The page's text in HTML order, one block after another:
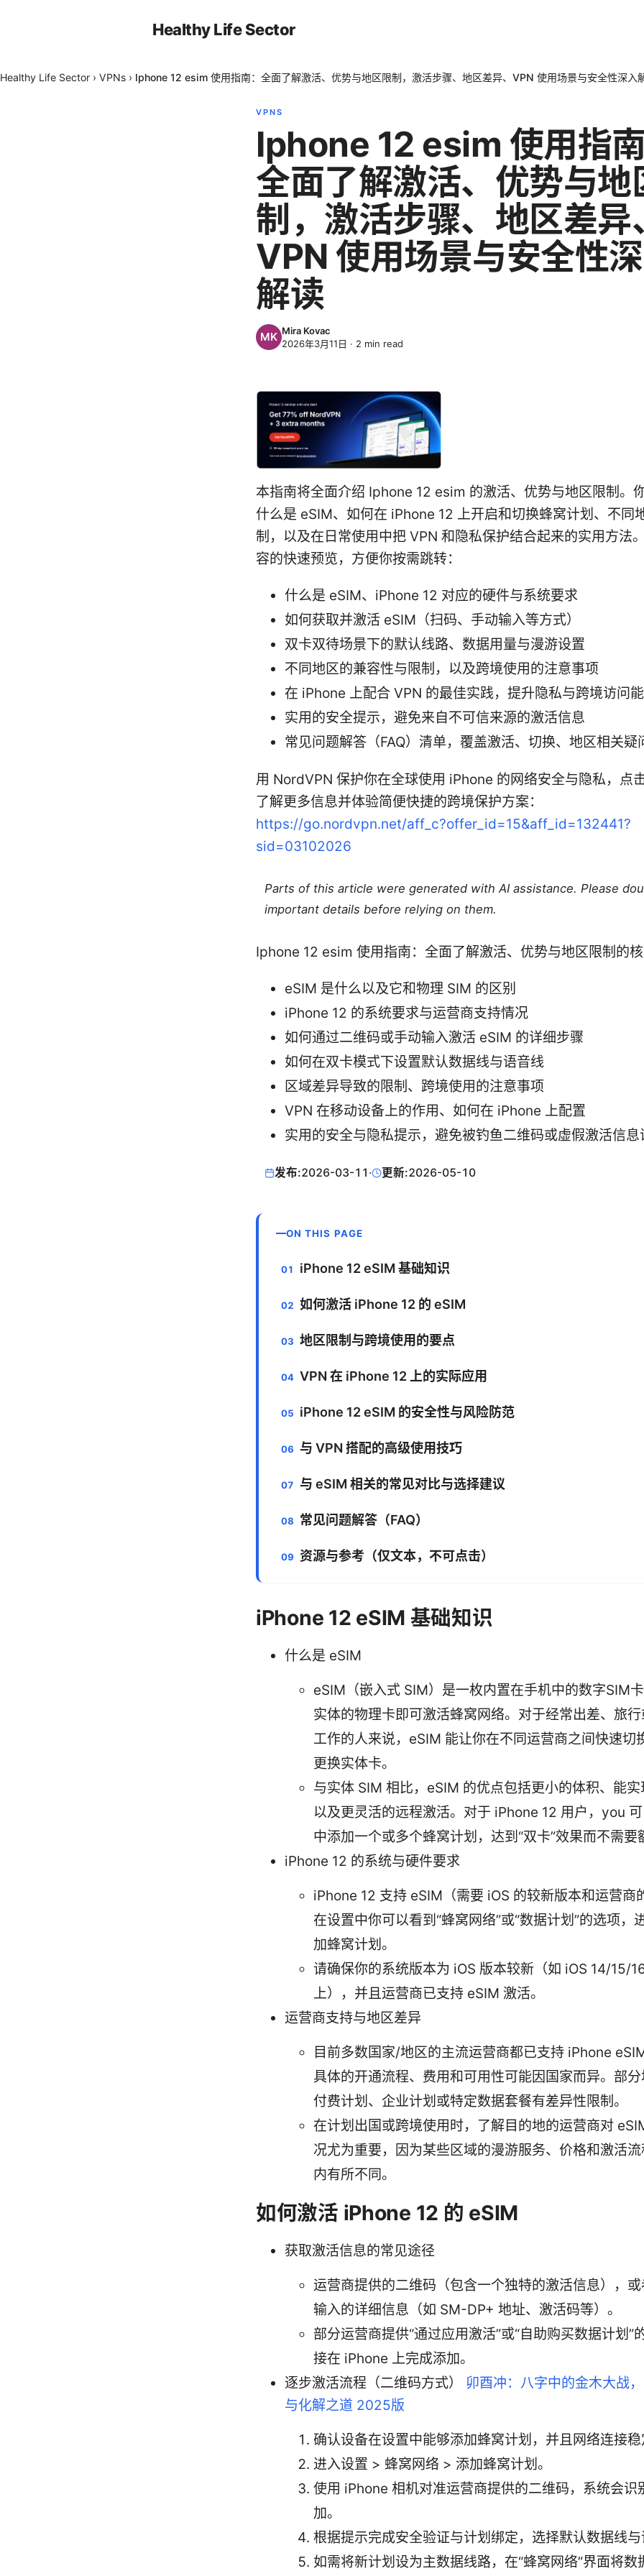
Healthy Life Sector
Healthy Life Sector › VPNs › Iphone 12 esim 使用指南：全面了解激活、优势与地区限制，激活步骤、地区差异、VPN 使用场景与安全性深入
VPNS
Iphone 12 esim 使用指
全面了解激活、优势与地
制，激活步骤、地区差异
VPN 使用场景与安全性
解读
Mira Kovac
2026年3月11日 · 2 min read
本指南将全面介绍 Iphone 12 esim 的激活、优势与地区限制。
什么是 eSIM、如何在 iPhone 12 上开启和切换蜂窝计划、不同
制，以及在日常使用中把 VPN 和隐私保护结合起来的实用方法
容的快速预览，方便你按需跳转：
什么是 eSIM、iPhone 12 对应的硬件与系统要求
如何获取并激活 eSIM（扫码、手动输入等方式）
双卡双待场景下的默认线路、数据用量与漫游设置
不同地区的兼容性与限制，以及跨境使用的注意事项
在 iPhone 上配合 VPN 的最佳实践，提升隐私与跨境访问
实用的安全提示，避免来自不可信来源的激活信息
常见问题解答（FAQ）清单，覆盖激活、切换、地区相关疑
用 NordVPN 保护你在全球使用 iPhone 的网络安全与隐私，点
了解更多信息并体验简便快捷的跨境保护方案：
https://go.nordvpn.net/aff_c?offer_id=15&aff_id=132441?
sid=03102026
Parts of this article were generated with AI assistance. Please
important details before relying on them.
Iphone 12 esim 使用指南：全面了解激活、优势与地区限制的
eSIM 是什么以及它和物理 SIM 的区别
iPhone 12 的系统要求与运营商支持情况
如何通过二维码或手动输入激活 eSIM 的详细步骤
如何在双卡模式下设置默认数据线与语音线
区域差异导致的限制、跨境使用的注意事项
VPN 在移动设备上的作用、如何在 iPhone 上配置
实用的安全与隐私提示，避免被钓鱼二维码或虚假激活信息
发布:2026-03-11 · 更新:2026-05-10
ON THIS PAGE
iPhone 12 eSIM 基础知识
如何激活 iPhone 12 的 eSIM
地区限制与跨境使用的要点
VPN 在 iPhone 12 上的实际应用
iPhone 12 eSIM 的安全性与风险防范
与 VPN 搭配的高级使用技巧
与 eSIM 相关的常见对比与选择建议
常见问题解答（FAQ）
资源与参考（仅文本，不可点击）
iPhone 12 eSIM 基础知识
什么是 eSIM
eSIM（嵌入式 SIM）是一枚内置在手机中的数字SIM
实体的物理卡即可激活蜂窝网络。对于经常出差、旅
工作的人来说，eSIM 能让你在不同运营商之间快速切
更换实体卡。
与实体 SIM 相比，eSIM 的优点包括更小的体积、能
以及更灵活的远程激活。对于 iPhone 12 用户，you
中添加一个或多个蜂窝计划，达到“双卡”效果而不需要
iPhone 12 的系统与硬件要求
iPhone 12 支持 eSIM（需要 iOS 的较新版本和运营商
在设置中你可以看到“蜂窝网络”或“数据计划”的选项，
加蜂窝计划。
请确保你的系统版本为 iOS 版本较新（如 iOS 14/15/
上），并且运营商已支持 eSIM 激活。
运营商支持与地区差异
目前多数国家/地区的主流运营商都已支持 iPhone
具体的开通流程、费用和可用性可能因国家而异。部
付费计划、企业计划或特定数据套餐有差异性限制。
在计划出国或跨境使用时，了解目的地的运营商对
况尤为重要，因为某些区域的漫游服务、价格和激活
内有所不同。
如何激活 iPhone 12 的 eSIM
获取激活信息的常见途径
运营商提供的二维码（包含一个独特的激活信息），
输入的详细信息（如 SM-DP+ 地址、激活码等）。
部分运营商提供“通过应用激活”或“自助购买数据计划”
接在 iPhone 上完成添加。
逐步激活流程（二维码方式） 卯酉冲：八字中的金木大战
与化解之道 2025版
确认设备在设置中能够添加蜂窝计划，并且网络连接
进入设置 > 蜂窝网络 > 添加蜂窝计划。
使用 iPhone 相机对准运营商提供的二维码，系统会识
加。
根据提示完成安全验证与计划绑定，选择默认数据线
如需将新计划设为主数据线路，在“蜂窝网络”界面将数